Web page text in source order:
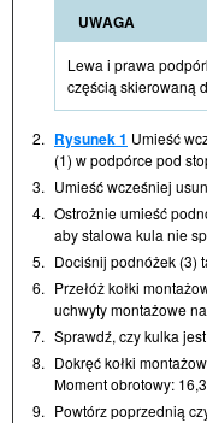
UWAGA
Lewa i prawa
częścią skierowaną
2. Rysunek 1 Umieść
(1) w podpórce pod
3. Umieść wcześniej
4. Ostrożnie umieść
aby stalowa kula nie
5. Dociśnij podnóżek (3)
6. Przełóż kołki
uchwyty montażowe
7. Sprawdź, czy kulka
8. Dokręć kołki
Moment obrotowy:
9. Powtórz poprzednią